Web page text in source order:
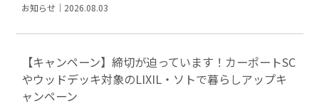
お知らせ｜2026.08.03
【キャンペーン】締切が迫っています！カーポートSC
やウッドデッキ対象のLIXIL・ソトで暮らしアップキ
ャンペーン